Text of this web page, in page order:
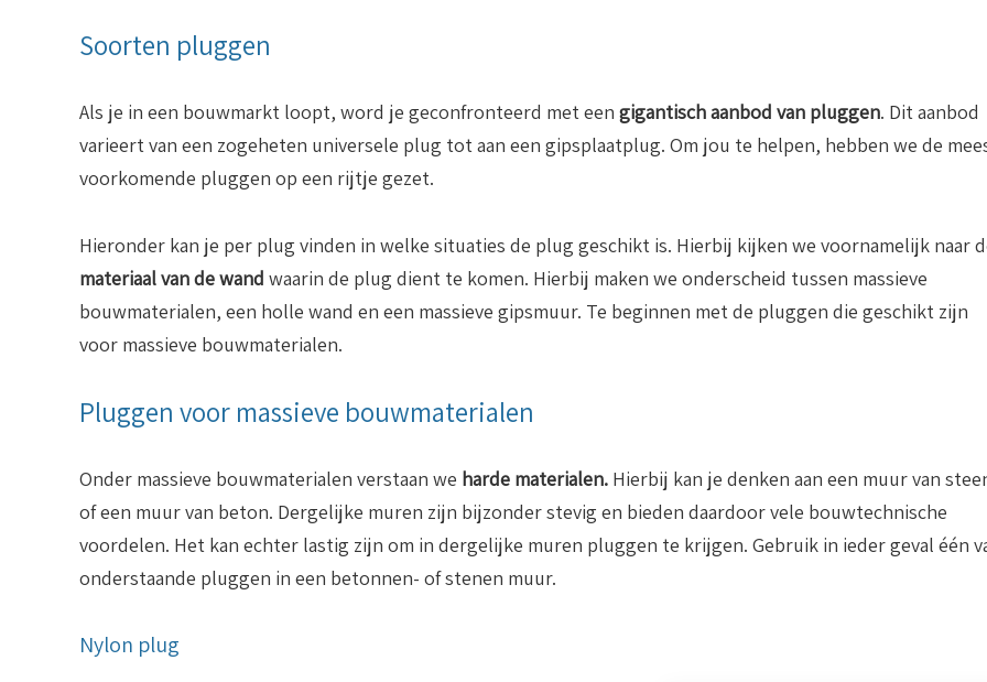
Soorten pluggen
Als je in een bouwmarkt loopt, word je geconfronteerd met een gigantisch aanbod van pluggen. Dit aanbod
varieert van een zogeheten universele plug tot aan een gipsplaatplug. Om jou te helpen, hebben we de
voorkomende pluggen op een rijtje gezet.
Hieronder kan je per plug vinden in welke situaties de plug geschikt is. Hierbij kijken we voornamelijk naar
materiaal van de wand waarin de plug dient te komen. Hierbij maken we onderscheid tussen massieve
bouwmaterialen, een holle wand en een massieve gipsmuur. Te beginnen met de pluggen die geschikt zijn
voor massieve bouwmaterialen.
Pluggen voor massieve bouwmaterialen
Onder massieve bouwmaterialen verstaan we harde materialen. Hierbij kan je denken aan een muur van
of een muur van beton. Dergelijke muren zijn bijzonder stevig en bieden daardoor vele bouwtechnische
voordelen. Het kan echter lastig zijn om in dergelijke muren pluggen te krijgen. Gebruik in ieder geval één
onderstaande pluggen in een betonnen- of stenen muur.
Nylon plug